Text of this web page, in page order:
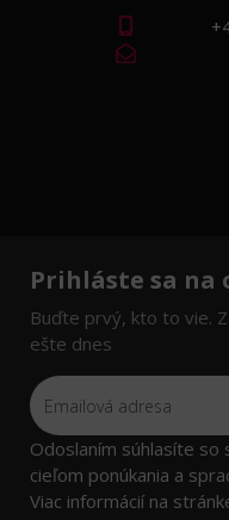
Prihláste sa na
Buďte prvý, kto to vie.
ešte dnes
Odoslaním súhlasíte so
cieľom ponúkania a
Viac informácií na